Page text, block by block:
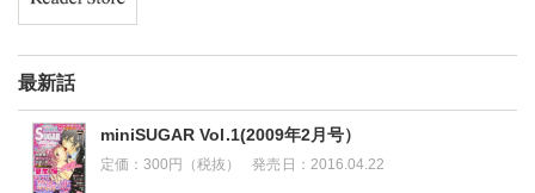
最新話
miniSUGAR Vol.1(2009年2月号）
定価：300円（税抜） 発売日： 2016.04.22